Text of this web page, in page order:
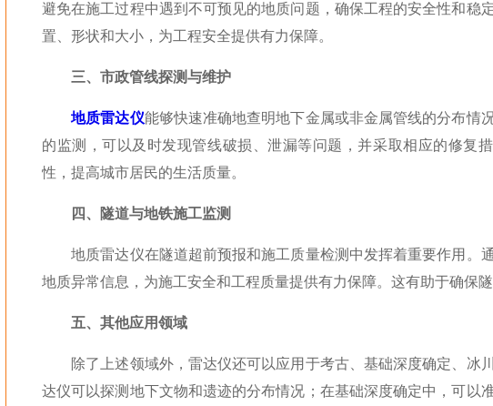
避免在施工过程中遇到不可预见的地质问题，确保工程的安全性和
置、形状和大小，为工程安全提供有力保障。
三、市政管线探测与维护
地质雷达仪能够快速准确地查明地下金属或非金属管线的分布情
的监测，可以及时发现管线破损、泄漏等问题，并采取相应的修复
性，提高城市居民的生活质量。
四、隧道与地铁施工监测
地质雷达仪在隧道超前预报和施工质量检测中发挥着重要作用。
地质异常信息，为施工安全和工程质量提供有力保障。这有助于确保
五、其他应用领域
除了上述领域外，雷达仪还可以应用于考古、基础深度确定、冰
达仪可以探测地下文物和遗迹的分布情况；在基础深度确定中，可